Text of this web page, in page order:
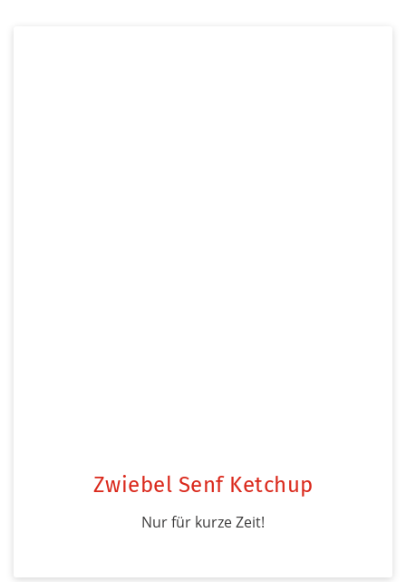
Zwiebel Senf Ketchup
Nur für kurze Zeit!